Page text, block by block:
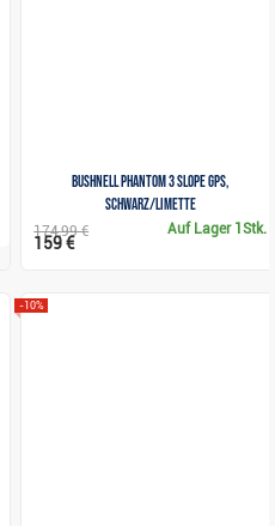
Bushnell Phantom 3 Slope GPS,
schwarz/limette
Auf Lager 1Stk.
174,99 €
159 €
-10%